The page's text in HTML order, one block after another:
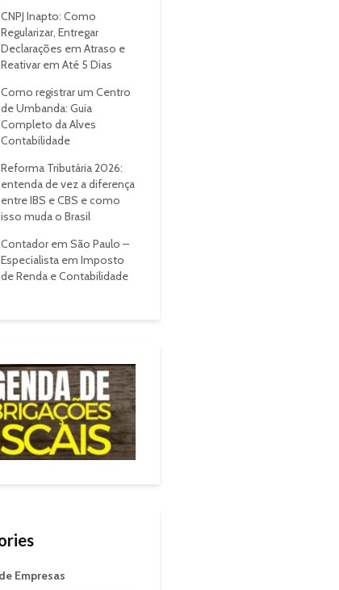
CNPJ Inapto: Como
Regularizar, Entregar
Declarações em Atraso e
Reativar em Até 5 Dias
Como registrar um Centro
de Umbanda: Guia
Completo da Alves
Contabilidade
Reforma Tributária 2026:
entenda de vez a diferença
entre IBS e CBS e como
isso muda o Brasil
Contador em São Paulo –
Especialista em Imposto
de Renda e Contabilidade
Empresas